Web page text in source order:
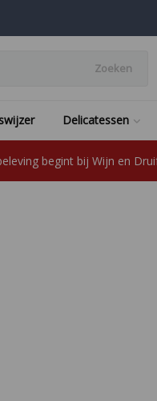
Zoeken
Delicatessen
begint bij Wijn en